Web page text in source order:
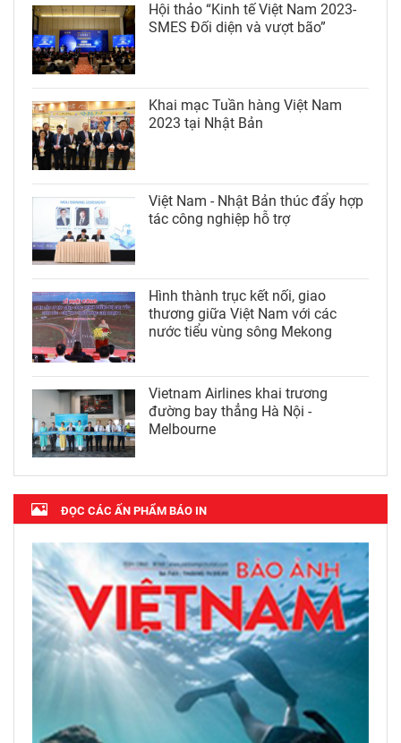
Hội thảo “Kinh tế Việt Nam 2023-
SMES Đối diện và vượt bão”
Khai mạc Tuần hàng Việt Nam
2023 tại Nhật Bản
Việt Nam - Nhật Bản thúc đẩy hợp
tác công nghiệp hỗ trợ
Hình thành trục kết nối, giao
thương giữa Việt Nam với các
nước tiểu vùng sông Mekong
Vietnam Airlines khai trương
đường bay thẳng Hà Nội -
Melbourne
ĐỌC CÁC ẤN PHẨM BÁO IN